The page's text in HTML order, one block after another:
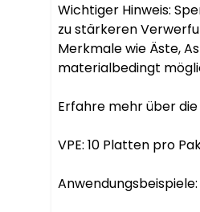
Wichtiger Hinweis:
zu stärkeren
Merkmale wie Äste,
materialbedingt
Erfahre mehr über
VPE: 10 Platten pro
Anwendungsbeispiele: